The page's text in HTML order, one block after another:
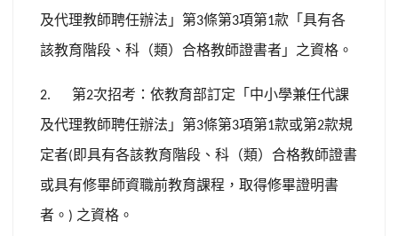
及代理教師聘任辦法」第3條第3項第1款「具有各
該教育階段、科（類）合格教師證書者」之資格。
2. 第2次招考：依教育部訂定「中小學兼任代課
及代理教師聘任辦法」第3條第3項第1款或第2款規
定者( 即具有各該教育階段、科（類）合格教師證書
或具有修畢師資職前教育課程，取得修畢證明書
者。 ) 之資格。